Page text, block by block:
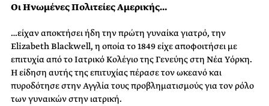
Οι Ηνωμένες Πολιτείες Αμερικής…
…είχαν αποκτήσει ήδη την πρώτη γυναίκα γιατρό, την
Elizabeth Blackwell, η οποία το 1849 είχε αποφοιτήσει με
επιτυχία από το Ιατρικό Κολέγιο της Γενεύης στη Νέα Υόρκη.
Η είδηση αυτής της επιτυχίας πέρασε τον ωκεανό και
πυροδότησε στην Αγγλία τους προβληματισμούς για τον ρόλο
των γυναικών στην ιατρική.